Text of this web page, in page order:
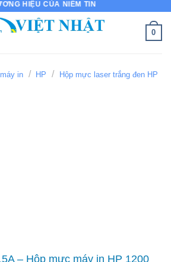
CỦA NIỀM TIN
0
in / HP / Hộp mực laser trắng đen HP
– Hộp mực máy in HP 1200